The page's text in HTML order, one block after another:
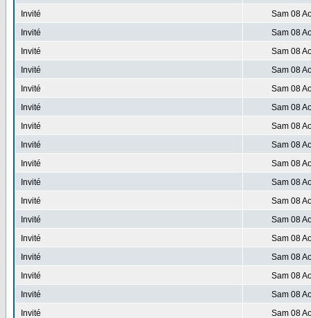
Invité
Sam 08
Invité
Sam 08
Invité
Sam 08
Invité
Sam 08
Invité
Sam 08
Invité
Sam 08
Invité
Sam 08
Invité
Sam 08
Invité
Sam 08
Invité
Sam 08
Invité
Sam 08
Invité
Sam 08
Invité
Sam 08
Invité
Sam 08
Invité
Sam 08
Invité
Sam 08
Invité
Sam 08